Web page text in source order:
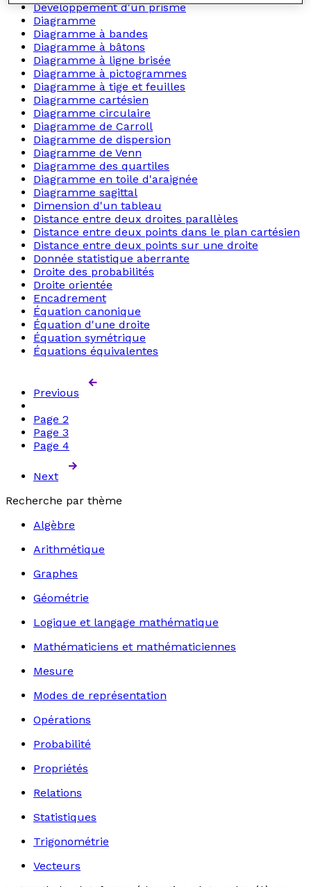
Développement d'un prisme
Diagramme
Diagramme à bandes
Diagramme à bâtons
Diagramme à ligne brisée
Diagramme à pictogrammes
Diagramme à tige et feuilles
Diagramme cartésien
Diagramme circulaire
Diagramme de Carroll
Diagramme de dispersion
Diagramme de Venn
Diagramme des quartiles
Diagramme en toile d'araignée
Diagramme sagittal
Dimension d'un tableau
Distance entre deux droites parallèles
Distance entre deux points dans le plan cartésien
Distance entre deux points sur une droite
Donnée statistique aberrante
Droite des probabilités
Droite orientée
Encadrement
Équation canonique
Équation d'une droite
Équation symétrique
Équations équivalentes
Previous
Page 2
Page 3
Page 4
Next
Recherche par thème
Algèbre
Arithmétique
Graphes
Géométrie
Logique et langage mathématique
Mathématiciens et mathématiciennes
Mesure
Modes de représentation
Opérations
Probabilité
Propriétés
Relations
Statistiques
Trigonométrie
Vecteurs